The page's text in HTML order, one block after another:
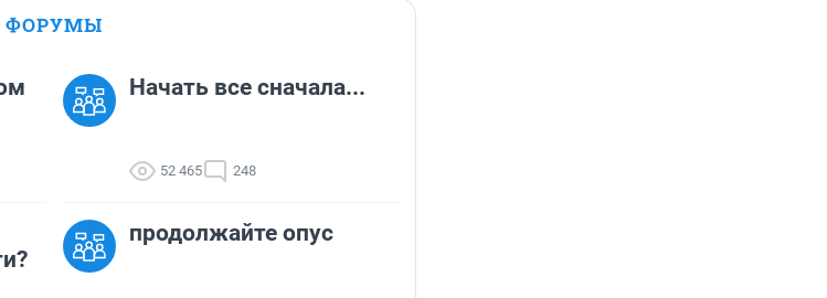
ФОРУМЫ
Начать все сначала...
52 465 248
продолжайте опус